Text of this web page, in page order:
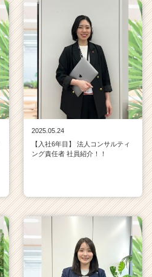
2025.05.24
【入社6年目】 法人コンサルティ
ング責任者 社員紹介！！